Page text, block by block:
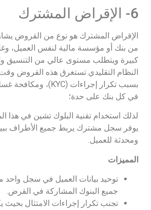
6- الإقراض المشترك
الإقراض المشترك هو نوع من القروض
من بنك أو مؤسسة مالية لنفس العميل،
كبيرة ويتطلب مستوى عالي من التنسيق
النظام التقليدي تستغرق هذه القروض
في كل بنك على حدة؛
لذلك استخدام تقنية البلوك تشين في هذا
يوفر سجل مشترك يربط جميع الأطراف
ومحدثة للعميل.
المميزات
توحيد بيانات العميل في سجل واحد
جميع البنوك المشاركة في القرض.
تجنب تكرار إجراءات الامتثال بحيث